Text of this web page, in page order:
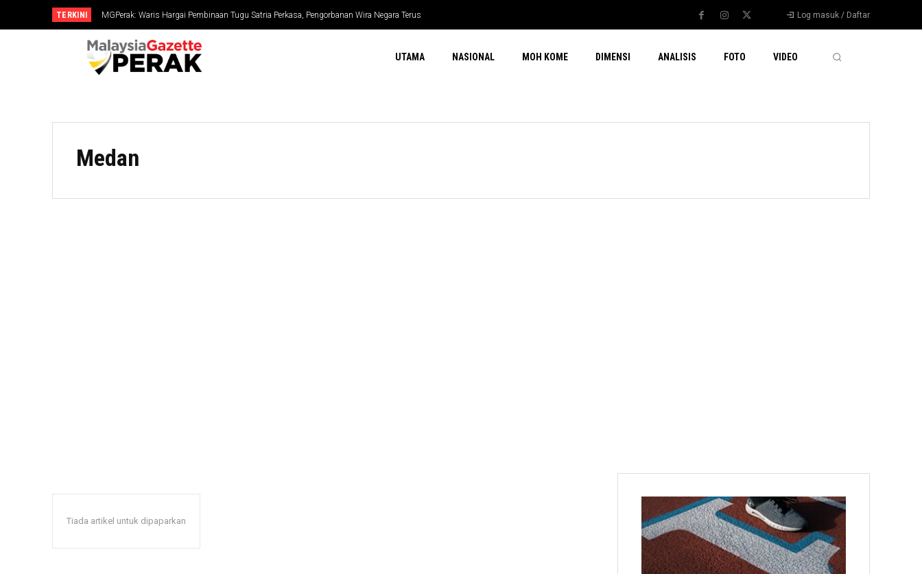
TERKINI
MGPerak: Waris Hargai Pembinaan Tugu Satria Perkasa, Pengorbanan Wira Negara Terus
Dikenang
Log masuk / Daftar
UTAMA NASIONAL MOH KOME DIMENSI ANALISIS FOTO VIDEO
Medan
Tiada artikel untuk dipaparkan